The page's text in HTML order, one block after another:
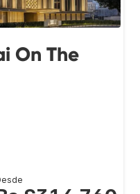
On The